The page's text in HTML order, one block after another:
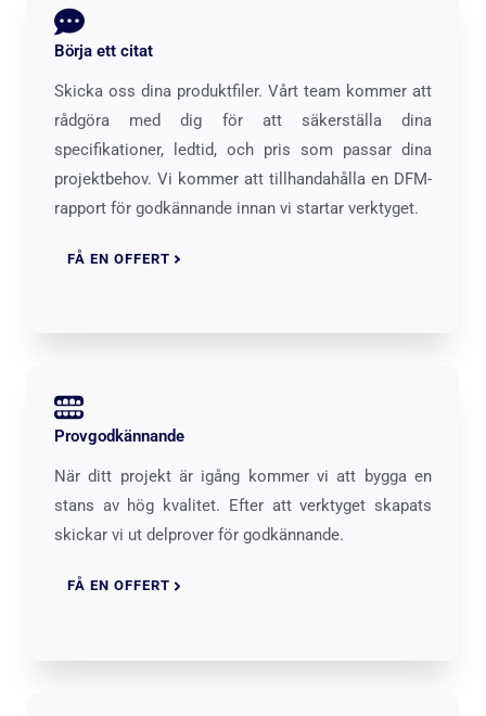
Börja ett citat
Skicka oss dina produktfiler. Vårt team kommer att
rådgöra med dig för att säkerställa dina
specifikationer, ledtid, och pris som passar dina
projektbehov. Vi kommer att tillhandahålla en DFM-
rapport för godkännande innan vi startar verktyget.
FÅ EN OFFERT
Provgodkännande
När ditt projekt är igång kommer vi att bygga en
stans av hög kvalitet. Efter att verktyget skapats
skickar vi ut delprover för godkännande.
FÅ EN OFFERT